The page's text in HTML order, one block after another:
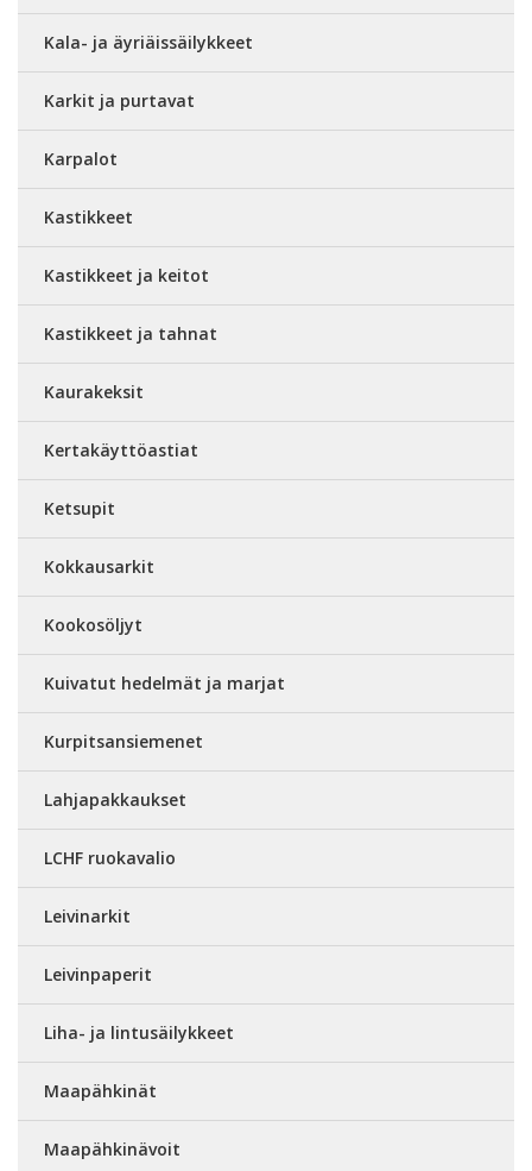
Kala- ja äyriäissäilykkeet
Karkit ja purtavat
Karpalot
Kastikkeet
Kastikkeet ja keitot
Kastikkeet ja tahnat
Kaurakeksit
Kertakäyttöastiat
Ketsupit
Kokkausarkit
Kookosöljyt
Kuivatut hedelmät ja marjat
Kurpitsansiemenet
Lahjapakkaukset
LCHF ruokavalio
Leivinarkit
Leivinpaperit
Liha- ja lintusäilykkeet
Maapähkinät
Maapähkinävoit